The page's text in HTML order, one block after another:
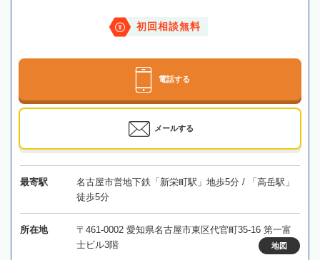
初回相談無料
電話する
メールする
最寄駅
名古屋市営地下鉄「新栄町駅」地歩5分 / 「高岳駅」
徒歩5分
所在地
〒461-0002 愛知県名古屋市東区代官町35-16 第一富
士ビル3階
地図